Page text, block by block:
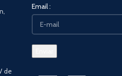
de
Email :